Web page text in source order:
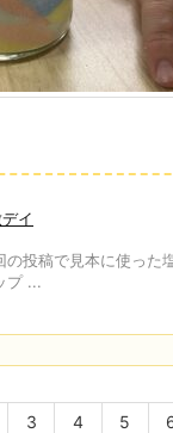
イ
の投稿で見本に使った
プ ...
3 4 5